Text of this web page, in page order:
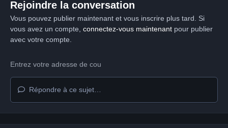
Rejoindre la conversation
Vous pouvez publier maintenant et vous inscrire plus tard. Si
vous avez un compte, connectez-vous maintenantpour publier
avec votre compte.
Répondre à ce sujet…